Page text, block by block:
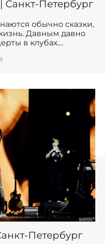
Санкт-Петербург
обычно сказки,
Давным давно
в клубах....
Петербург